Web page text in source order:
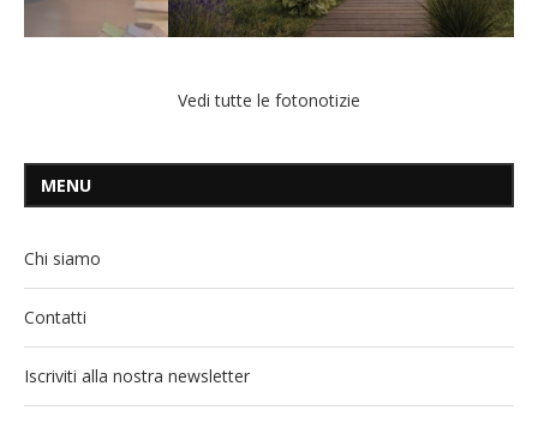
Vedi tutte le fotonotizie
MENU
Chi siamo
Contatti
Iscriviti alla nostra newsletter